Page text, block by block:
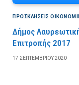
ΠΡΟΣΚΛΉΣΕΙΣ
Δήμος
Επιτροπής 2017
17 ΣΕΠΤΕΜΒΡΊΟΥ 2020